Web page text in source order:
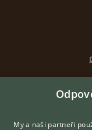
My a naši partneři